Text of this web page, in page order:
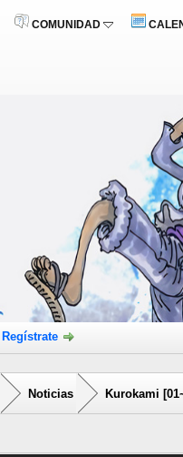
COMUNIDAD
Regístrate
Noticias Kurokami